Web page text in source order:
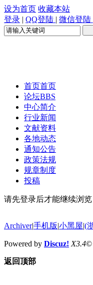
设为首页 收藏本站
登录 | QQ登陆 | 微信登陆
首页首页
论坛BBS
中心简介
行业新闻
文献资料
各地动态
通知公告
政策法规
规章制度
投稿
请先登录后才能继续浏览
Archiver|手机版|小黑屋|(
Powered by Discuz! X3.4©
返回顶部